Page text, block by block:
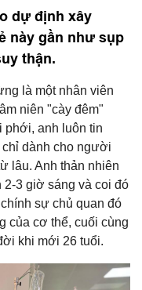
dự định xây
này gần như sụp
thận.
là một nhân viên
niên "cày đêm"
phới, anh luôn tin
chỉ dành cho người
lâu. Anh thản nhiên
3 giờ sáng và coi đó
sự chủ quan đó
của cơ thể, cuối cùng
khi mới 26 tuổi.